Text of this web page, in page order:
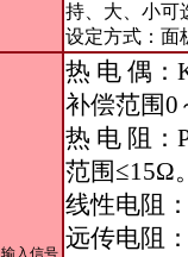
持、大、小可
设定方式：面
输入信号
热 电 偶：
补偿范围
热 电 阻：
范围≤15Ω
线性电阻
远传电阻